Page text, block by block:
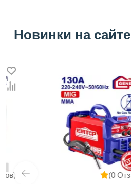
Новинки на сайте
(0 Отзывов)